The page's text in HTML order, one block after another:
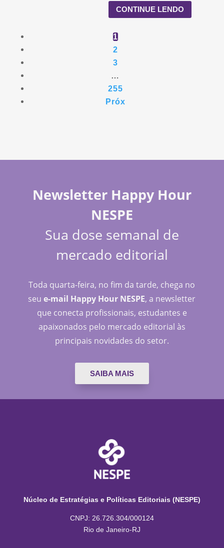
CONTINUE LENDO
1
2
3
…
255
Próx
Newsletter Happy Hour
NESPE
Sua dose semanal de
mercado editorial
Toda quarta-feira, no fim da tarde, chega no
seue-mail Happy Hour NESPE, a newsletter
que conecta profissionais, estudantes e
apaixonados pelo mercado editorial às
principais novidades do setor.
SAIBA MAIS
Núcleo de Estratégias e Políticas Editoriais (NESPE)
CNPJ: 26.726.304/000124
Rio de Janeiro-RJ